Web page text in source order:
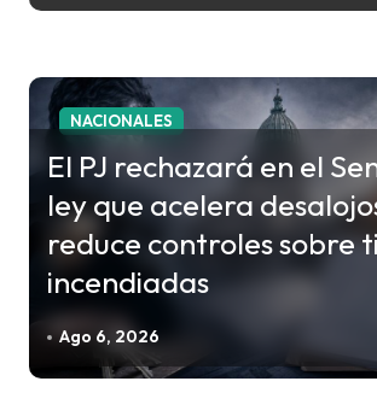
a
d
a
NACIONALES
El PJ rechazará en el
ley que acelera
reduce controles sobre
incendiadas
Ago 6, 2026